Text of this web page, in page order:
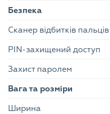
Безпека
Сканер відбитків пальців
PIN-захищений доступ
Захист паролем
Вага та розміри
Ширина